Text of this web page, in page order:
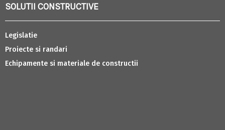
SOLUTII CONSTRUCTIVE
Legislatie
Proiecte si randari
Echipamente si materiale de constructii